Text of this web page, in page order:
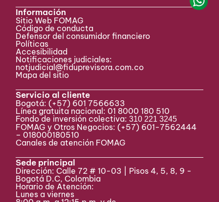
Información
Sitio Web FOMAG
Código de conducta
Defensor del consumidor financiero
Políticas
Accesibilidad
Notificaciones judiciales:
notjudicial@fiduprevisora.com.co
Mapa del sitio
Servicio al cliente
Bogotá: (+57) 601 7566633
Línea gratuita nacional: 01 8000 180 510
Fondo de inversión colectiva:310 221 3245
FOMAG y Otros Negocios: (+57) 601-7562444
– 018000180510
Canales de atención FOMAG
Sede principal
Dirección: Calle 72 # 10-03 | Pisos 4, 5, 8, 9 -
Bogotá D.C, Colombia
Horario de Atención:
Lunes a viernes